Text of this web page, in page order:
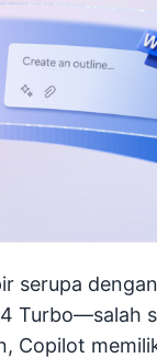
serupa
Turbo—salah
Copilot